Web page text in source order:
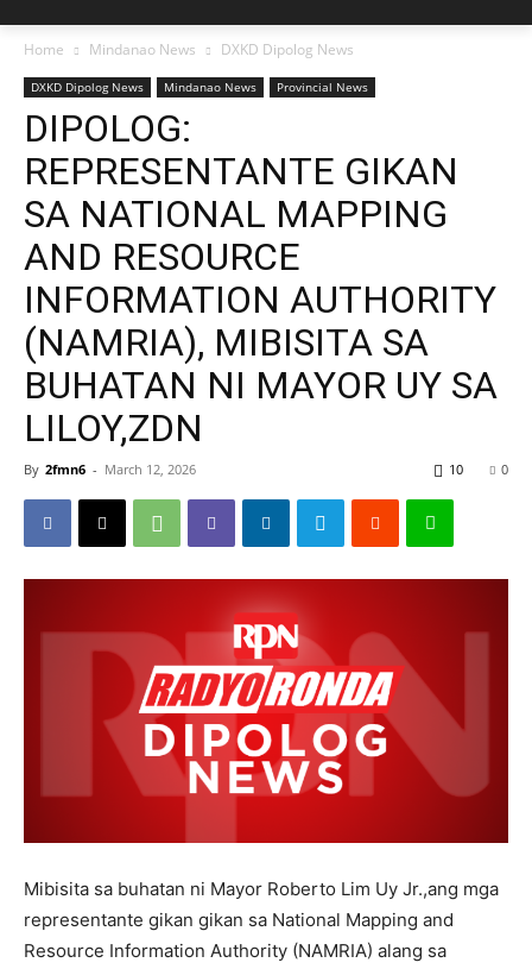
Home Mindanao News DXKD Dipolog News
DXKD Dipolog News Mindanao News Provincial News
DIPOLOG:
REPRESENTANTE GIKAN
SA NATIONAL MAPPING
AND RESOURCE
INFORMATION AUTHORITY
(NAMRIA), MIBISITA SA
BUHATAN NI MAYOR UY SA
LILOY,ZDN
By 2fmn6 - March 12, 2026 0
10
Mibisita sa buhatan ni Mayor Roberto Lim Uy Jr.,ang mga
representante gikan gikan sa National Mapping and
Resource Information Authority (NAMRIA) alang sa